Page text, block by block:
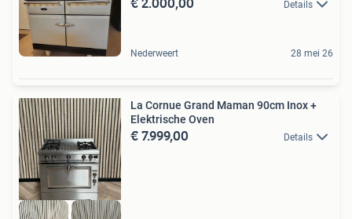
Details
Nederweert 28 mei 26
La Cornue Grand Maman 90cm Inox +
Elektrische Oven
€ 7.999,00 Details